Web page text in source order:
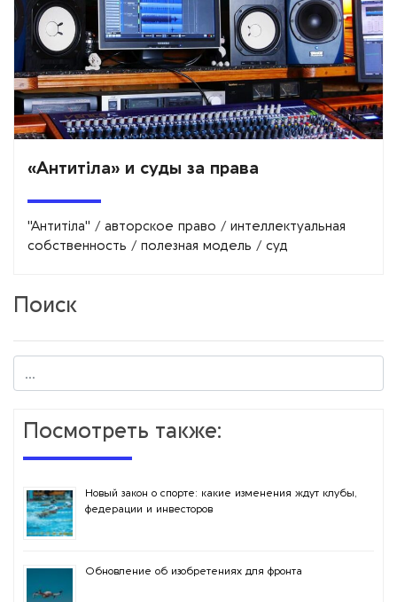
«Антитіла» и суды за права
"Антитіла" / авторское право / интеллектуальная
собственность / полезная модель / суд
Поиск
Посмотреть также:
Новый закон о спорте: какие изменения ждут клубы,
федерации и инвесторов
Обновление об изобретениях для фронта